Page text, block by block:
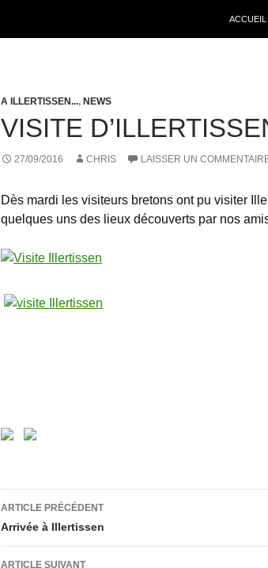
ACCUEIL
A ILLERTISSEN..., NEWS
VISITE
27/09/2016 CHRIS LAISSER UN
Dès mardi les visiteurs bretons ont pu visiter
quelques uns des lieux découverts par nos
Navigation
des
articles
ARTICLE PRÉCÉDENT
Arrivée à Illertissen
ARTICLE SUIVANT